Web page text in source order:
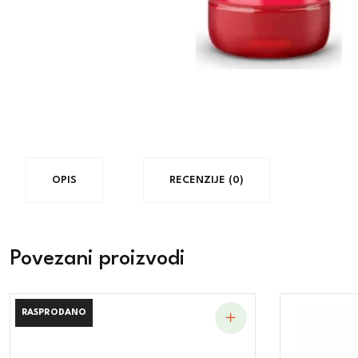
OPIS RECENZIJE (0)
Povezani proizvodi
RASPRODANO
RASPRODANO